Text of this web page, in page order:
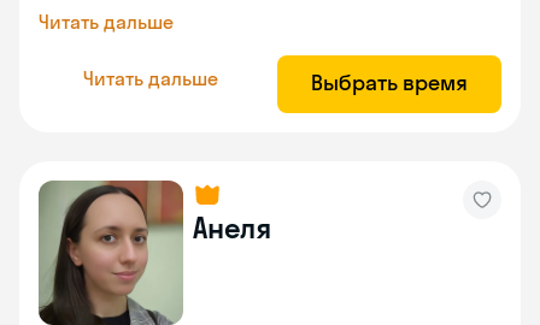
Читать дальше
Читать дальше Выбрать время
Анеля